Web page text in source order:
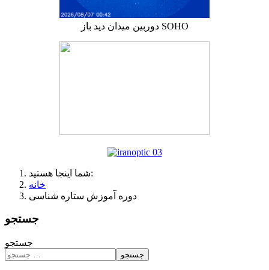
دوربین میدان دید باز SOHO
شما اینجا هستید:
خانه
دوره آموزش ستاره شناسی
جستجو
جستجو
جستجو